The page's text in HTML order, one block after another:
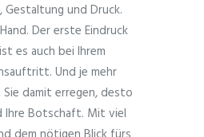
Gestaltung und Druck.
Der erste Eindruck
es auch bei Ihrem
Und je mehr
damit erregen, desto
Ihre Botschaft. Mit viel